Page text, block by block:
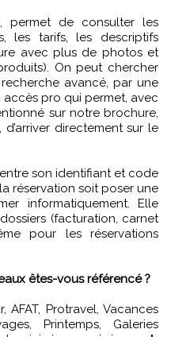
permet de consulter les
les tarifs, les descriptifs
avec plus de photos et
On peut chercher
avancé, par une
pro qui permet, avec
sur notre brochure,
directement sur le
son identifiant et code
réservation soit poser une
informatiquement. Elle
(facturation, carnet
pour les réservations
êtes-vous référencé ?
AFAT, Protravel, Vacances
Printemps, Galeries